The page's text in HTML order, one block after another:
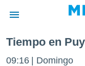
de
Tiempo en
09:16 Domingo